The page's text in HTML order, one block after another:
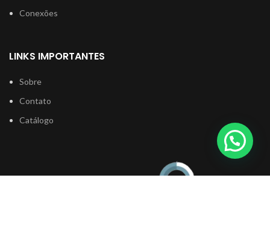
Conexões
LINKS IMPORTANTES
Sobre
Contato
Catálogo